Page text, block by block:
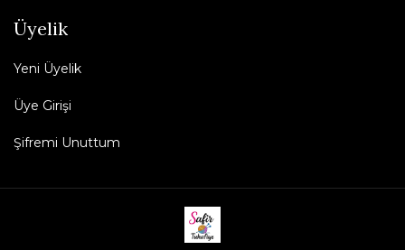
Üyelik
Yeni Üyelik
Üye Girişi
Şifremi Unuttum